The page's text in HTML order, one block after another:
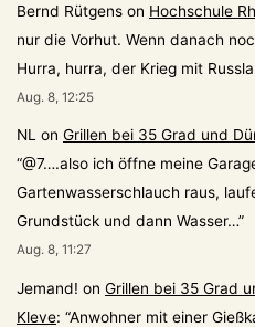
Bernd Rütgens on Hochschule
nur die Vorhut. Wenn danach
Hurra, hurra, der Krieg mit
Aug. 8, 12:25
NL on Grillen bei 35 Grad und
“@7….also ich öffne meine
Gartenwasserschlauch raus,
Grundstück und dann Wasser…”
Aug. 8, 11:27
Jemand! on Grillen bei 35 Grad
Kleve: “Anwohner mit einer